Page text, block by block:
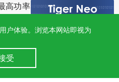
高功率670W、组件转换效率
未来，晶科能源将继续深耕
造、清洁能源的广泛应用和
户体验。浏览本网站即视为
受